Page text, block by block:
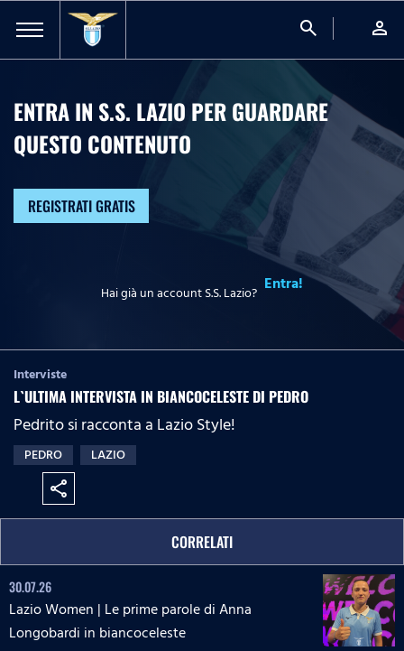
search person
ENTRA IN S.S. LAZIO PER GUARDARE
QUESTO CONTENUTO
REGISTRATI GRATIS
Hai già un account S.S. Lazio? Entra!
Interviste
L`ULTIMA INTERVISTA IN BIANCOCELESTE DI PEDRO
Pedrito si racconta a Lazio Style!
PEDRO LAZIO
share
CORRELATI
30.07.26
Lazio Women | Le prime parole di Anna
Longobardi in biancoceleste